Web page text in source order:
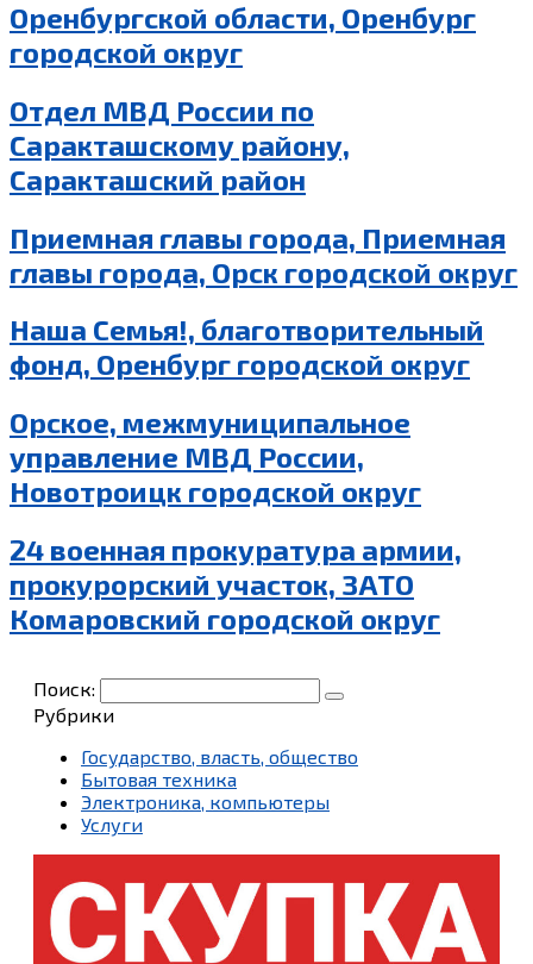
Оренбургской области, Оренбург
городской округ
Отдел МВД России по
Саракташскому району,
Саракташский район
Приемная главы города, Приемная
главы города, Орск городской округ
Наша Семья!, благотворительный
фонд, Оренбург городской округ
Орское, межмуниципальное
управление МВД России,
Новотроицк городской округ
24 военная прокуратура армии,
прокурорский участок, ЗАТО
Комаровский городской округ
Поиск:
Рубрики
Государство, власть, общество
Бытовая техника
Электроника, компьютеры
Услуги